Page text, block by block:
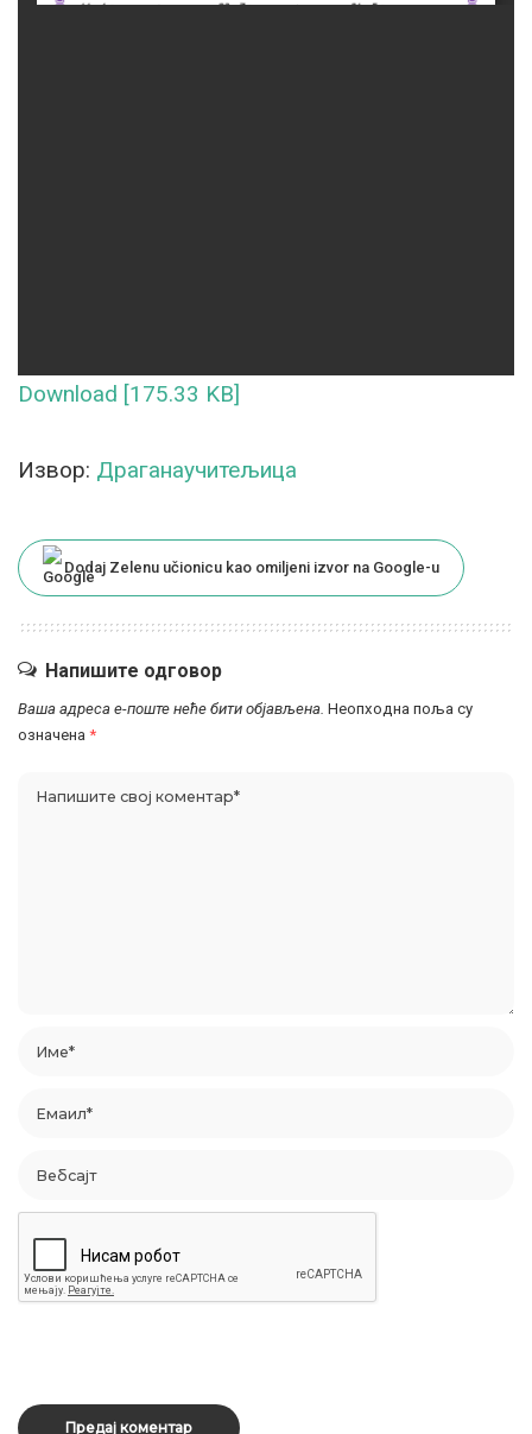
Download [175.33 KB]
Извор: Драганаучитељица
Dodaj Zelenu učionicu kao omiljeni izvor na Google-u
Напишите одговор
Ваша адреса е-поште неће бити објављена. Неопходна поља су
означена *